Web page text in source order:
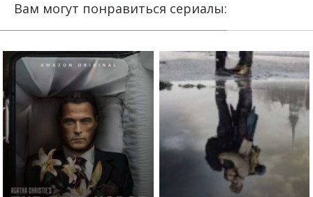
Вам могут понравиться сериалы: